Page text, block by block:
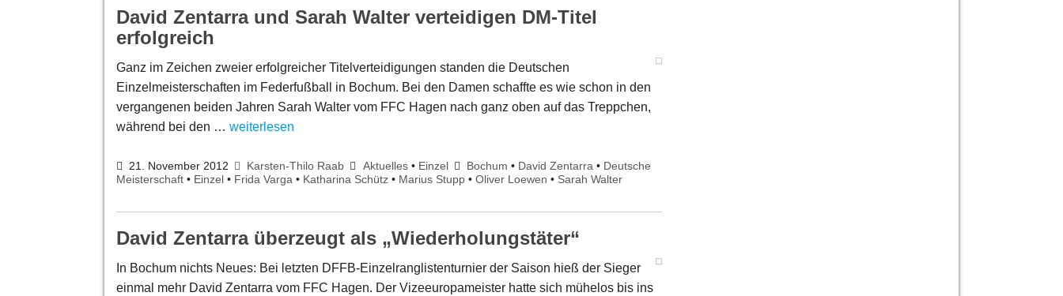
David Zentarra und Sarah Walter verteidigen DM-Titel
erfolgreich
Ganz im Zeichen zweier erfolgreicher Titelverteidigungen standen die Deutschen
Einzelmeisterschaften im Federfußball in Bochum. Bei den Damen schaffte es wie schon in den
vergangenen beiden Jahren Sarah Walter vom FFC Hagen nach ganz oben auf das Treppchen,
während bei den … weiterlesen
21. November 2012 Karsten-Thilo Raab Aktuelles• Einzel Bochum • David Zentarra • Deutsche
Meisterschaft • Einzel • Frida Varga • Katharina Schütz • Marius Stupp • Oliver Loewen • Sarah Walter
David Zentarra überzeugt als „Wiederholungstäter“
In Bochum nichts Neues: Bei letzten DFFB-Einzelranglistenturnier der Saison hieß der Sieger
einmal mehr David Zentarra vom FFC Hagen. Der Vizeeuropameister hatte sich mühelos bis ins